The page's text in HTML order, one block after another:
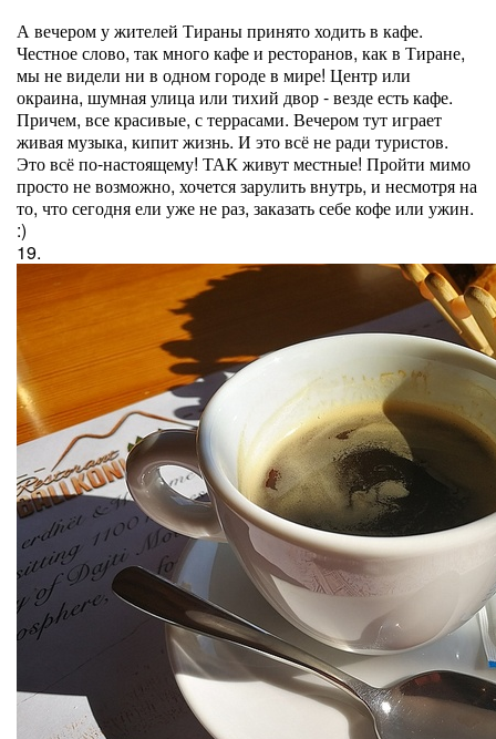
А вечером у жителей Тираны принято ходить в кафе.
Честное слово, так много кафе и ресторанов, как в Тиране,
мы не видели ни в одном городе в мире! Центр или
окраина, шумная улица или тихий двор - везде есть кафе.
Причем, все красивые, с террасами. Вечером тут играет
живая музыка, кипит жизнь. И это всё не ради туристов.
Это всё по-настоящему! ТАК живут местные! Пройти мимо
просто не возможно, хочется зарулить внутрь, и несмотря на
то, что сегодня ели уже не раз, заказать себе кофе или ужин.
:)
19.